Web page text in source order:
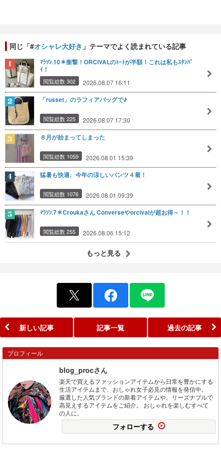
同じ「#オシャレ大好き 」テーマでよく読まれている記事
ﾏﾗｿﾝ.10＊衝撃！ORCIVALのﾄｰﾄが半額！これは私もｽﾀﾝﾊﾞ
ｲ！
閲覧総数 302 2026.08.07 16:11
「russet」のラフィアバッグで♪
閲覧総数 225 2026.08.07 17:30
８月が始まってしまった
閲覧総数 1059 2026.08.01 15:39
猛暑も快適♩今年の涼しいパンツ４着！
閲覧総数 1076 2026.08.01 09:39
ﾏﾗｿﾝ.7＊Croukaさん Converseやorcivalが超お得～！！
閲覧総数 255 2026.08.06 15:12
もっと見る
新しい記事 記事一覧 過去の記事
プロフィール
blog_procさん
楽天で買えるファッションアイテムから日常を豊かにする
生活アイテムまで、おしゃれ女子必見の情報を発信中。
厳選した人気ブランドの新着アイテムや、リーズナブルで
高見えするアイテムをご紹介。 おしゃれを楽しむすべて
の人に。
フォローする